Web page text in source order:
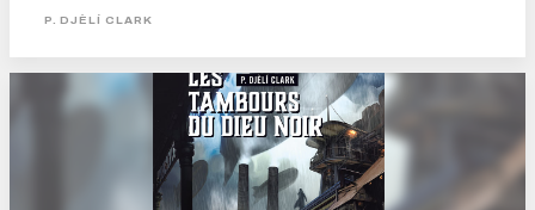
visuel, qui contamine rapidement l’ouïe et presque l’odorat. Tandis qu’on prend
P. DJÈLÍ CLARK